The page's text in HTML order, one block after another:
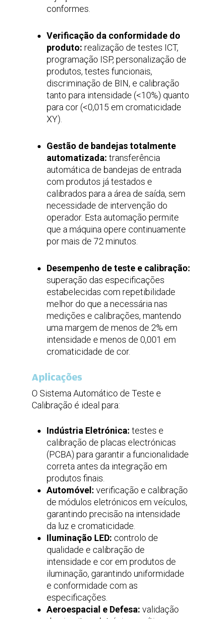
conformes.
Verificação da conformidade do
produto: realização de testes ICT,
programação ISP, personalização de
produtos, testes funcionais,
discriminação de BIN, e calibração
tanto para intensidade (<10%) quanto
para cor (<0,015 em cromaticidade
XY).
Gestão de bandejas totalmente
automatizada: transferência
automática de bandejas de entrada
com produtos já testados e
calibrados para a área de saída, sem
necessidade de intervenção do
operador. Esta automação permite
que a máquina opere continuamente
por mais de 72 minutos.
Desempenho de teste e calibração:
superação das especificações
estabelecidas com repetibilidade
melhor do que a necessária nas
medições e calibrações, mantendo
uma margem de menos de 2% em
intensidade e menos de 0,001 em
cromaticidade de cor.
Aplicações
O Sistema Automático de Teste e
Calibração é ideal para:
Indústria Eletrónica: testes e
calibração de placas electrónicas
(PCBA) para garantir a funcionalidade
correta antes da integração em
produtos finais.
Automóvel: verificação e calibração
de módulos eletrónicos em veículos,
garantindo precisão na intensidade
da luz e cromaticidade.
Iluminação LED: controlo de
qualidade e calibração de
intensidade e cor em produtos de
iluminação, garantindo uniformidade
e conformidade com as
especificações.
Aeroespacial e Defesa: validação